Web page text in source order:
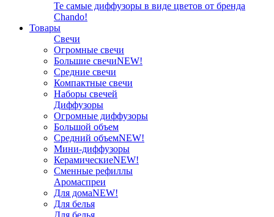
Те самые диффузоры в виде цветов от бренда
Chando!
Товары
Свечи
Огромные свечи
Большие свечиNEW!
Средние свечи
Компактные свечи
Наборы свечей
Диффузоры
Огромные диффузоры
Большой объем
Средний объемNEW!
Мини-диффузоры
КерамическиеNEW!
Сменные рефиллы
Аромаспреи
Для домаNEW!
Для белья
Для белья